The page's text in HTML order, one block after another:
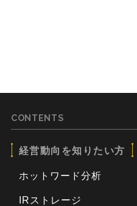
CONTENTS
経営動向を知りたい方
ホットワード分析
IRストレージ